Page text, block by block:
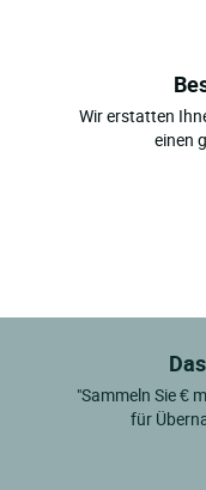
Wir erstatten
einen
"Sammeln Sie €
für